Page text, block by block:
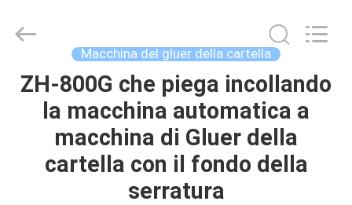
CASA
PRODOTTI
Printyoung
International
Rights
Reserved.
Macchina del gluer della cartella
ZH-800G che piega incollando
la macchina automatica a
macchina di Gluer della
cartella con il fondo della
serratura